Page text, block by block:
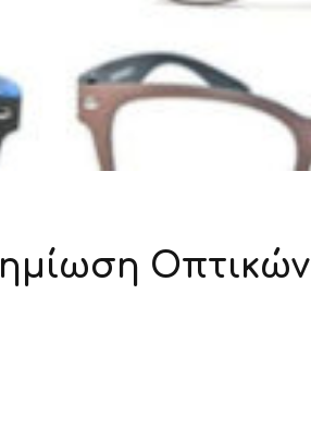
Οπτικών